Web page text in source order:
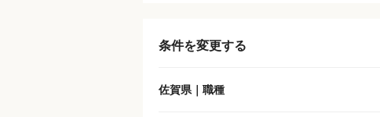
雇用形態
施設形態
甘木鉄道
条件を変更する
佐賀県｜職種